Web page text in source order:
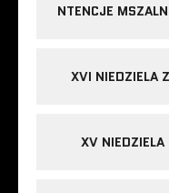
NTENCJE
XVI NIEDZIELA
XV